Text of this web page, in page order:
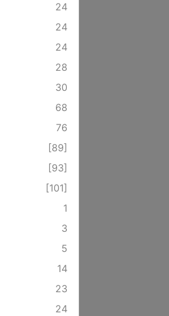
24
24
24
28
30
68
76
[89]
[93]
[101]
1
3
5
14
23
24